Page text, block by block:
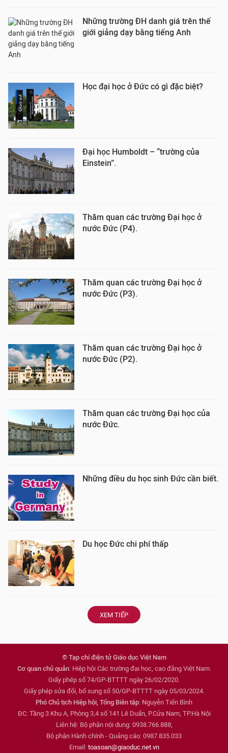
Những trường ĐH danh giá trên thế
giới giảng dạy bằng tiếng Anh
Học đại học ở Đức có gì đặc biệt?
Đại học Humboldt – “trường của
Einstein”.
Thăm quan các trường Đại học ở
nước Đức (P4).
Thăm quan các trường Đại học ở
nước Đức (P3).
Thăm quan các trường Đại học ở
nước Đức (P2).
Thăm quan các trường Đại học của
nước Đức.
Những điều du học sinh Đức cần biết.
Du học Đức chi phí thấp
XEM TIẾP
© Tạp chí điện tử Giáo dục Việt Nam
Cơ quan chủ quản: Hiệp hội Các trường đại học, cao đẳng Việt Nam.
Giấy phép số 74/GP-BTTTT ngày 26/02/2020.
Giấy phép sửa đổi, bổ sung số 50/GP-BTTTT ngày 05/03/2024.
Phó Chủ tịch Hiệp hội, Tổng Biên tập: Nguyễn Tiến Bình
ĐC: Tầng 3 Khu A, Phòng 3,4 số 141 Lê Duẩn, P.Cửa Nam, TP.Hà Nội
Liên hệ: Bộ phận nội dung: 0938.766.888;
Bộ phận Hành chính - Quảng cáo: 0987.835.033
Email: toasoan@giaoduc.net.vn